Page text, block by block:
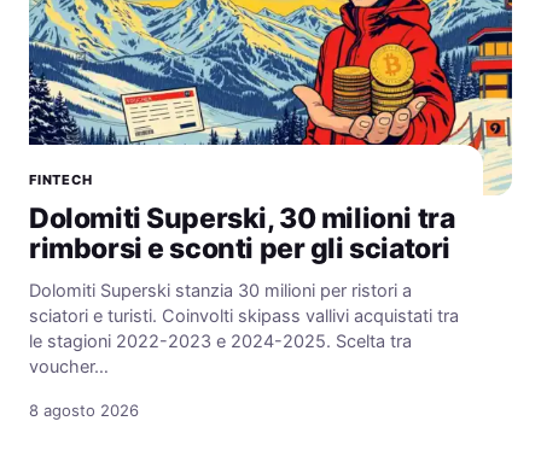
FINTECH
Dolomiti Superski, 30 milioni tra
rimborsi e sconti per gli sciatori
Dolomiti Superski stanzia 30 milioni per ristori a
sciatori e turisti. Coinvolti skipass vallivi acquistati tra
le stagioni 2022-2023 e 2024-2025. Scelta tra
voucher…
8 agosto 2026